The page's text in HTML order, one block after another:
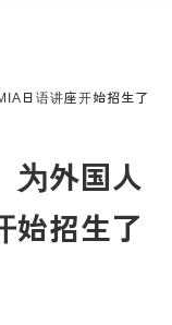
日语讲座开始招生了
为外国人
始招生了